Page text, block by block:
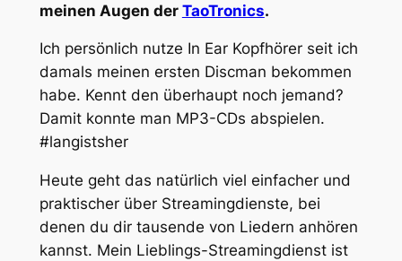
meinen Augen der TaoTronics.
Ich persönlich nutze In Ear Kopfhörer seit ich
damals meinen ersten Discman bekommen
habe. Kennt den überhaupt noch jemand?
Damit konnte man MP3-CDs abspielen.
#langistsher
Heute geht das natürlich viel einfacher und
praktischer über Streamingdienste, bei
denen du dir tausende von Liedern anhören
kannst. Mein Lieblings-Streamingdienst ist